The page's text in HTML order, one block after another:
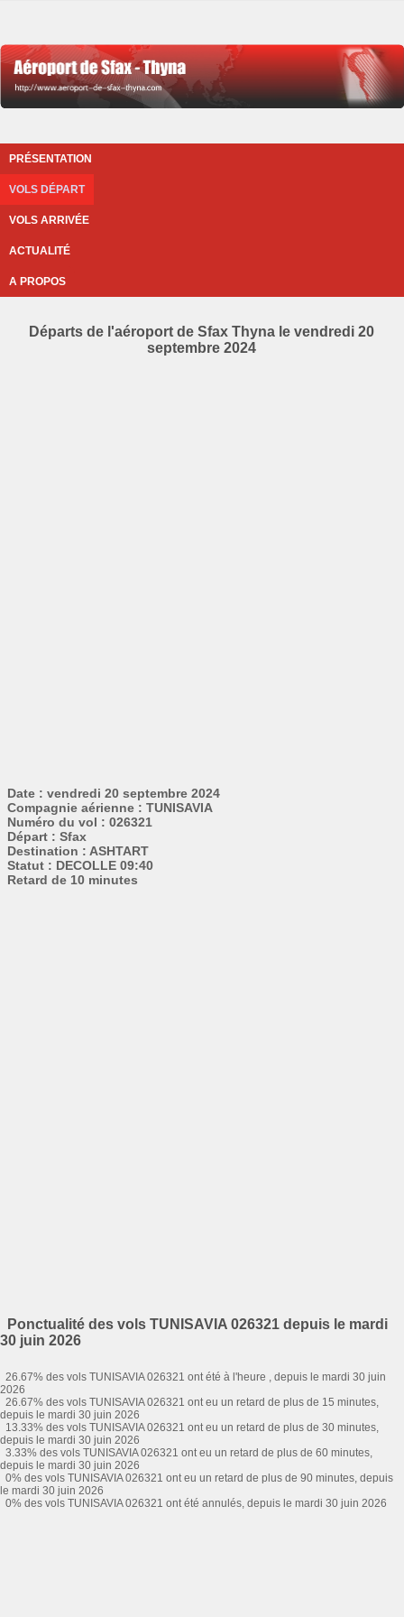
PRÉSENTATION
VOLS DÉPART
VOLS ARRIVÉE
ACTUALITÉ
A PROPOS
Départs de l'aéroport de Sfax Thyna le vendredi 20
septembre 2024
Date : vendredi 20 septembre 2024
Compagnie aérienne : TUNISAVIA
Numéro du vol : 026321
Départ : Sfax
Destination : ASHTART
Statut : DECOLLE 09:40
Retard de 10 minutes
Ponctualité des vols TUNISAVIA 026321 depuis le mardi
30 juin 2026
26.67% des vols TUNISAVIA 026321 ont été à l'heure , depuis le mardi 30 juin
2026
26.67% des vols TUNISAVIA 026321 ont eu un retard de plus de 15 minutes,
depuis le mardi 30 juin 2026
13.33% des vols TUNISAVIA 026321 ont eu un retard de plus de 30 minutes,
depuis le mardi 30 juin 2026
3.33% des vols TUNISAVIA 026321 ont eu un retard de plus de 60 minutes,
depuis le mardi 30 juin 2026
0% des vols TUNISAVIA 026321 ont eu un retard de plus de 90 minutes, depuis
le mardi 30 juin 2026
0% des vols TUNISAVIA 026321 ont été annulés, depuis le mardi 30 juin 2026